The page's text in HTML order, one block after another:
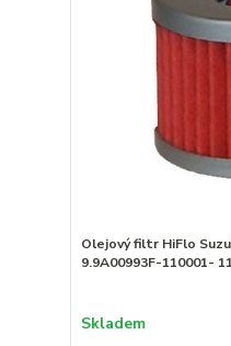
Olejový filtr HiFlo
9.9A00993F-110001-
Skladem